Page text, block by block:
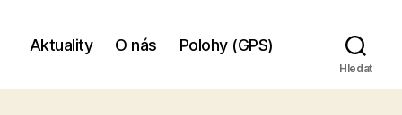
Aktuality O nás Polohy (GPS)
Hledat